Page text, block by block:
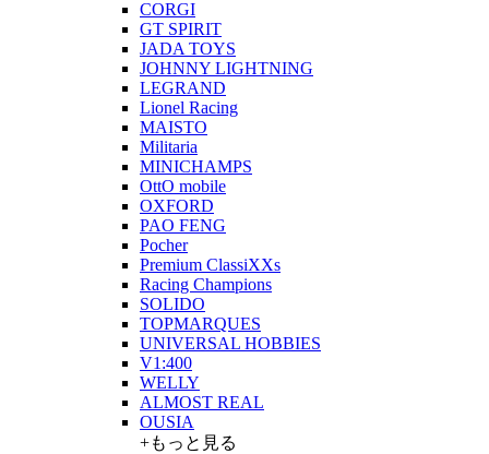
CORGI
GT SPIRIT
JADA TOYS
JOHNNY LIGHTNING
LEGRAND
Lionel Racing
MAISTO
Militaria
MINICHAMPS
OttO mobile
OXFORD
PAO FENG
Pocher
Premium ClassiXXs
Racing Champions
SOLIDO
TOPMARQUES
UNIVERSAL HOBBIES
V1:400
WELLY
ALMOST REAL
OUSIA
+もっと見る